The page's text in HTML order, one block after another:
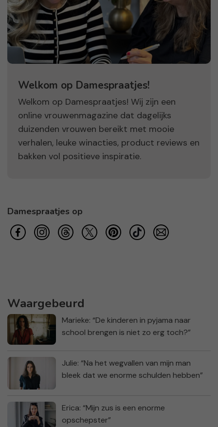
Welkom op Damespraatjes!
Welkom op Damespraatjes! Wij zijn een
online vrouwenmagazine dat dagelijks
duizenden vrouwen bereikt met mooie
verhalen, leuke winacties, product reviews en
bakken vol positieve inspiratie.
Damespraatjes op
Waargebeurd
Marieke: “De kinderen in pyjama naar
school brengen is niet zo erg toch?”
Julie: “Na het wegvallen van mijn man
bleek dat we enorme schulden hebben”
Erica: “Mijn zus is een enorme
opschepster”